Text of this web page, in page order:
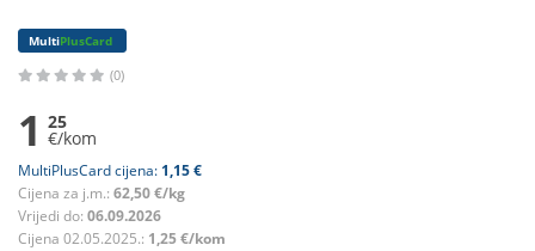
MultiPlusCard
(0)
1 25
€/kom
MultiPlusCard cijena: 1,15 €
Cijena za j.m.: 62,50 €/kg
Vrijedi do: 06.09.2026
Cijena 02.05.2025.: 1,25 €/kom